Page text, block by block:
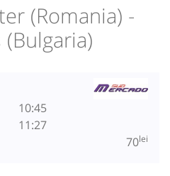
(Romania) -
10:45
11:27
70lei